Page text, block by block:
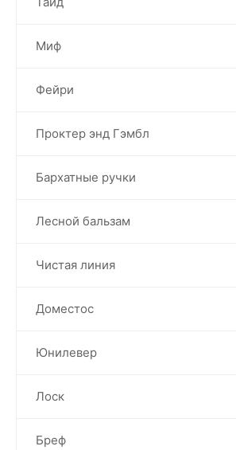
Миф
Фейри
Проктер энд Гэмбл
Бархатные ручки
Лесной бальзам
Чистая линия
Доместос
Юнилевер
Лоск
Бреф